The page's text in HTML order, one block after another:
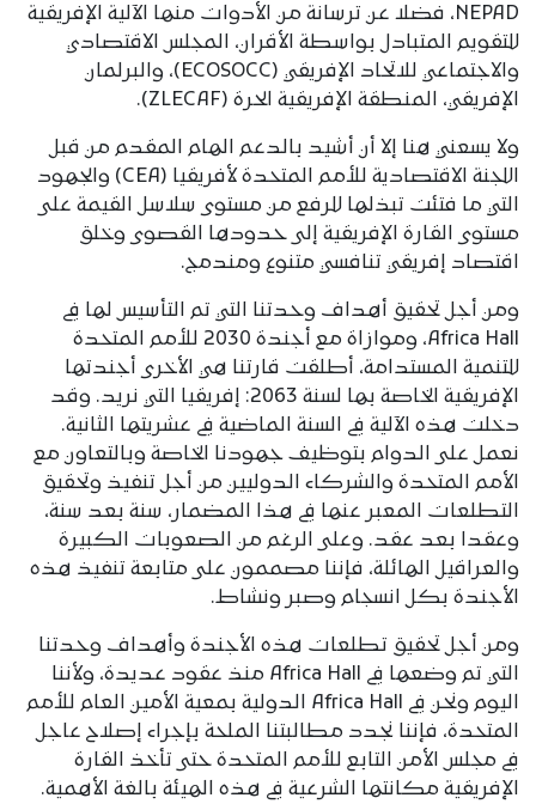
NEPAD، فضلا عن ترسانة من الأدوات منها الآلية الإفريقية
للتقويم المتبادل بواسطة الأقران، المجلس الاقتصادي
والاجتماعي للاتحاد الإفريقي (ECOSOCC)، والبرلمان
الإفريقي، المنطقة الإفريقية الحرة (ZLECAF).
ولا يسعني هنا إلا أن أشيد بالدعم الهام المقدم من قبل
اللجنة الاقتصادية للأمم المتحدة لأفريقيا (CEA) والجهود
التي ما فتئت تبذلها للرفع من مستوى سلاسل القيمة على
مستوى القارة الإفريقية إلى حدودها القصوى وخلق
اقتصاد إفريقي تنافسي متنوع ومندمج.
ومن أجل تحقيق أهداف وحدتنا التي تم التأسيس لها في
Africa Hall، وموازاة مع أجندة 2030 للأمم المتحدة
للتنمية المستدامة، أطلقت قارتنا هي الأخرى أجندتها
الإفريقية الخاصة بها لسنة 2063: إفريقيا التي نريد. وقد
دخلت هذه الآلية في السنة الماضية في عشريتها الثانية.
نعمل على الدوام بتوظيف جهودنا الخاصة وبالتعاون مع
الأمم المتحدة والشركاء الدوليين من أجل تنفيذ وتحقيق
التطلعات المعبر عنها في هذا المضمار، سنة بعد سنة،
وعقدا بعد عقد. وعلى الرغم من الصعوبات الكبيرة
والعراقيل الهائلة، فإننا مصممون على متابعة تنفيذ هذه
الأجندة بكل انسجام وصبر ونشاط.
ومن أجل تحقيق تطلعات هذه الأجندة وأهداف وحدتنا
التي تم وضعها في Africa Hall منذ عقود عديدة، ولأننا
اليوم ونحن في Africa Hall الدولية بمعية الأمين العام للأمم
المتحدة، فإننا نجدد مطالبتنا الملحة بإجراء إصلاح عاجل
في مجلس الأمن التابع للأمم المتحدة حتى تأخذ القارة
الإفريقية مكانتها الشرعية في هذه الهيئة بالغة الأهمية.